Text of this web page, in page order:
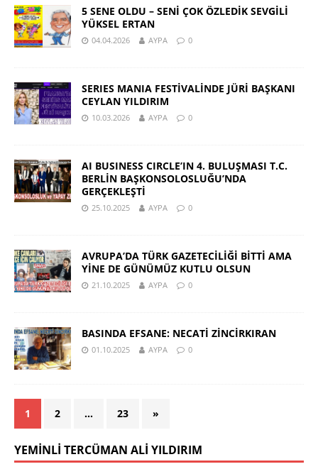
5 SENE OLDU – SENİ ÇOK ÖZLEDİK SEVGİLİ
YÜKSEL ERTAN
04.04.2026 AYPA 0
SERIES MANIA FESTİVALİNDE JÜRİ BAŞKANI
CEYLAN YILDIRIM
10.03.2026 AYPA 0
AI BUSINESS CIRCLE’IN 4. BULUŞMASI T.C.
BERLİN BAŞKONSOLOSLUĞU’NDA
GERÇEKLEŞTİ
25.10.2025 AYPA 0
AVRUPA’DA TÜRK GAZETECİLİĞİ BİTTİ AMA
YİNE DE GÜNÜMÜZ KUTLU OLSUN
21.10.2025 AYPA 0
BASINDA EFSANE: NECATİ ZİNCİRKIRAN
01.10.2025 AYPA 0
1 2 … 23 »
YEMINLI TERCÜMAN ALI YILDIRIM